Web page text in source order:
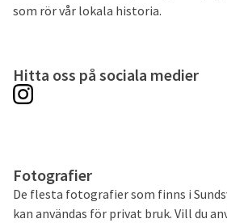
som rör vår lokala historia.
Hitta oss på sociala medier
Fotografier
De flesta fotografier som finns i
kan användas för privat bruk. Vill du